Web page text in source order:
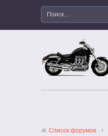
Список форумов